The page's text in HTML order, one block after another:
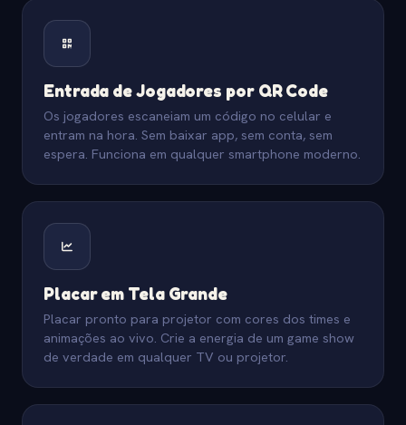
Entrada de Jogadores por QR Code
Os jogadores escaneiam um código no celular e
entram na hora. Sem baixar app, sem conta, sem
espera. Funciona em qualquer smartphone moderno.
Placar em Tela Grande
Placar pronto para projetor com cores dos times e
animações ao vivo. Crie a energia de um game show
de verdade em qualquer TV ou projetor.